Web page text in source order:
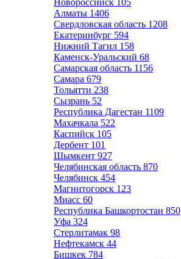
Новороссийск 105
Алматы 1406
Свердловская область 1208
Екатеринбург 594
Нижний Тагил 158
Каменск-Уральский 68
Самарская область 1156
Самара 679
Тольятти 238
Сызрань 52
Республика Дагестан 1109
Махачкала 522
Каспийск 105
Дербент 101
Шымкент 927
Челябинская область 870
Челябинск 454
Магнитогорск 123
Миасс 60
Республика Башкортостан 850
Уфа 324
Стерлитамак 98
Нефтекамск 44
Бишкек 784